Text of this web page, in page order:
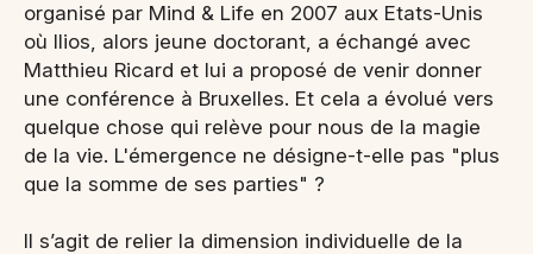
organisé par Mind & Life en 2007 aux Etats-Unis
où Ilios, alors jeune doctorant, a échangé avec
Matthieu Ricard et lui a proposé de venir donner
une conférence à Bruxelles. Et cela a évolué vers
quelque chose qui relève pour nous de la magie
de la vie. L'émergence ne désigne-t-elle pas "plus
que la somme de ses parties" ?
Il s’agit de relier la dimension individuelle de la